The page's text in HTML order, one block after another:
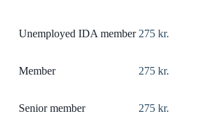
Unemployed IDA member 275 kr.
Member 275 kr.
Senior member 275 kr.